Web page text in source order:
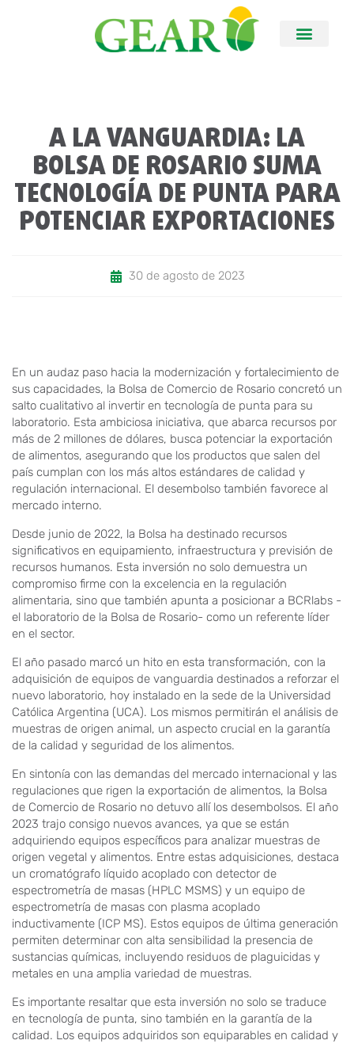
A LA VANGUARDIA: LA
BOLSA DE ROSARIO SUMA
TECNOLOGÍA DE PUNTA PARA
POTENCIAR EXPORTACIONES
30 de agosto de 2023
En un audaz paso hacia la modernización y fortalecimiento de
sus capacidades, la Bolsa de Comercio de Rosario concretó un
salto cualitativo al invertir en tecnología de punta para su
laboratorio. Esta ambiciosa iniciativa, que abarca recursos por
más de 2 millones de dólares, busca potenciar la exportación
de alimentos, asegurando que los productos que salen del
país cumplan con los más altos estándares de calidad y
regulación internacional. El desembolso también favorece al
mercado interno.
Desde junio de 2022, la Bolsa ha destinado recursos
significativos en equipamiento, infraestructura y previsión de
recursos humanos. Esta inversión no solo demuestra un
compromiso firme con la excelencia en la regulación
alimentaria, sino que también apunta a posicionar a BCRlabs -
el laboratorio de la Bolsa de Rosario- como un referente líder
en el sector.
El año pasado marcó un hito en esta transformación, con la
adquisición de equipos de vanguardia destinados a reforzar el
nuevo laboratorio, hoy instalado en la sede de la Universidad
Católica Argentina (UCA). Los mismos permitirán el análisis de
muestras de origen animal, un aspecto crucial en la garantía
de la calidad y seguridad de los alimentos.
En sintonía con las demandas del mercado internacional y las
regulaciones que rigen la exportación de alimentos, la Bolsa
de Comercio de Rosario no detuvo allí los desembolsos. El año
2023 trajo consigo nuevos avances, ya que se están
adquiriendo equipos específicos para analizar muestras de
origen vegetal y alimentos. Entre estas adquisiciones, destaca
un cromatógrafo líquido acoplado con detector de
espectrometría de masas (HPLC MSMS) y un equipo de
espectrometría de masas con plasma acoplado
inductivamente (ICP MS). Estos equipos de última generación
permiten determinar con alta sensibilidad la presencia de
sustancias químicas, incluyendo residuos de plaguicidas y
metales en una amplia variedad de muestras.
Es importante resaltar que esta inversión no solo se traduce
en tecnología de punta, sino también en la garantía de la
calidad. Los equipos adquiridos son equiparables en calidad y